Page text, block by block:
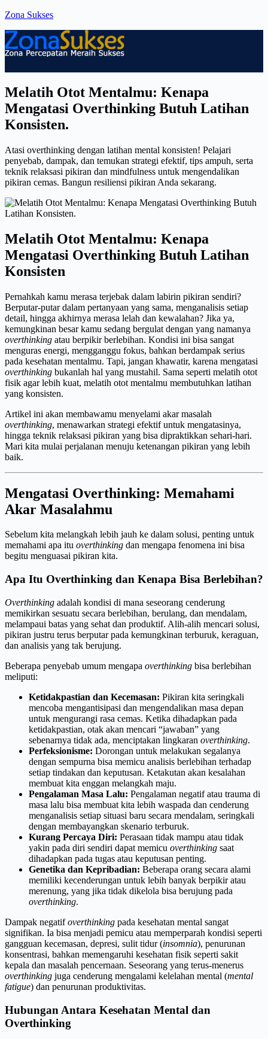
Skip
content
Zona Sukses
Melatih Otot Mentalmu: Kenapa
Mengatasi Overthinking Butuh Latihan
Konsisten.
Atasi overthinking dengan latihan mental konsisten! Pelajari
penyebab, dampak, dan temukan strategi efektif, tips ampuh, serta
teknik relaksasi pikiran dan mindfulness untuk mengendalikan
pikiran cemas. Bangun resiliensi pikiran Anda sekarang.
Melatih Otot Mentalmu: Kenapa
Mengatasi Overthinking Butuh Latihan
Konsisten
Pernahkah kamu merasa terjebak dalam labirin pikiran sendiri?
Berputar-putar dalam pertanyaan yang sama, menganalisis setiap
detail, hingga akhirnya merasa lelah dan kewalahan? Jika ya,
kemungkinan besar kamu sedang bergulat dengan yang namanya
overthinking atau berpikir berlebihan. Kondisi ini bisa sangat
menguras energi, mengganggu fokus, bahkan berdampak serius
pada kesehatan mentalmu. Tapi, jangan khawatir, karena mengatasi
overthinking bukanlah hal yang mustahil. Sama seperti melatih otot
fisik agar lebih kuat, melatih otot mentalmu membutuhkan latihan
yang konsisten.
Artikel ini akan membawamu menyelami akar masalah
overthinking, menawarkan strategi efektif untuk mengatasinya,
hingga teknik relaksasi pikiran yang bisa dipraktikkan sehari-hari.
Mari kita mulai perjalanan menuju ketenangan pikiran yang lebih
baik.
Mengatasi Overthinking: Memahami
Akar Masalahmu
Sebelum kita melangkah lebih jauh ke dalam solusi, penting untuk
memahami apa itu overthinking dan mengapa fenomena ini bisa
begitu menguasai pikiran kita.
Apa Itu Overthinking dan Kenapa Bisa Berlebihan?
Overthinking adalah kondisi di mana seseorang cenderung
memikirkan sesuatu secara berlebihan, berulang, dan mendalam,
melampaui batas yang sehat dan produktif. Alih-alih mencari solusi,
pikiran justru terus berputar pada kemungkinan terburuk, keraguan,
dan analisis yang tak berujung.
Beberapa penyebab umum mengapa overthinking bisa berlebihan
meliputi:
Ketidakpastian dan Kecemasan: Pikiran kita seringkali
mencoba mengantisipasi dan mengendalikan masa depan
untuk mengurangi rasa cemas. Ketika dihadapkan pada
ketidakpastian, otak akan mencari “jawaban” yang
sebenarnya tidak ada, menciptakan lingkaran overthinking.
Perfeksionisme: Dorongan untuk melakukan segalanya
dengan sempurna bisa memicu analisis berlebihan terhadap
setiap tindakan dan keputusan. Ketakutan akan kesalahan
membuat kita enggan melangkah maju.
Pengalaman Masa Lalu: Pengalaman negatif atau trauma di
masa lalu bisa membuat kita lebih waspada dan cenderung
menganalisis setiap situasi baru secara mendalam, seringkali
dengan membayangkan skenario terburuk.
Kurang Percaya Diri: Perasaan tidak mampu atau tidak
yakin pada diri sendiri dapat memicu overthinking saat
dihadapkan pada tugas atau keputusan penting.
Genetika dan Kepribadian: Beberapa orang secara alami
memiliki kecenderungan untuk lebih banyak berpikir atau
merenung, yang jika tidak dikelola bisa berujung pada
overthinking.
Dampak negatifoverthinking pada kesehatan mental sangat
signifikan. Ia bisa menjadi pemicu atau memperparah kondisi seperti
gangguan kecemasan, depresi, sulit tidur (insomnia), penurunan
konsentrasi, bahkan memengaruhi kesehatan fisik seperti sakit
kepala dan masalah pencernaan. Seseorang yang terus-menerus
overthinking juga cenderung mengalami kelelahan mental (mental
fatigue) dan penurunan produktivitas.
Hubungan Antara Kesehatan Mental dan
Overthinking